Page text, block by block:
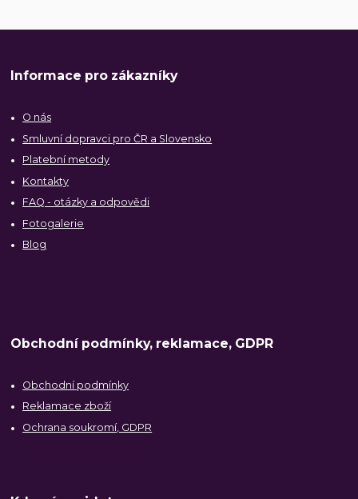
Informace pro zákazníky
O nás
Smluvní dopravci pro ČR a Slovensko
Platební metody
Kontakty
FAQ - otázky a odpovědi
Fotogalerie
Blog
Obchodní podmínky, reklamace, GDPR
Obchodní podmínky
Reklamace zboží
Ochrana soukromí, GDPR